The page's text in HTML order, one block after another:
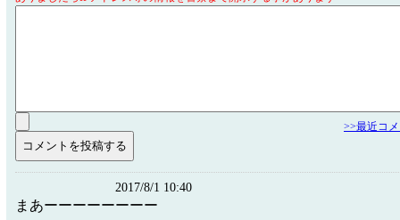
>>最近コ
2017/8/1 10:40
まあーーーーーーーー